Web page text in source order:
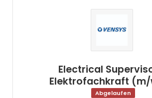
Electrical
Elektrofachkraft
Abgelaufen